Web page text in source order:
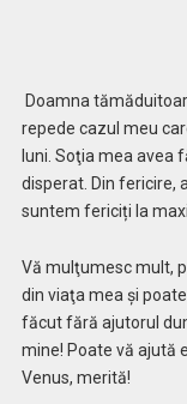
Doamna
repede cazul meu
luni. Soţia mea avea
disperat. Din fericire,
suntem fericiți la
Vă mulţumesc mult,
din viaţa mea şi
făcut fără ajutorul
mine! Poate vă ajută
Venus, merită!